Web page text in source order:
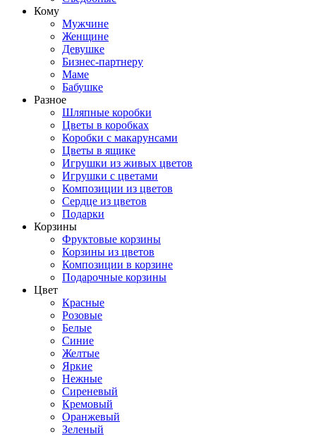
Кому
Мужчине
Женщине
Девушке
Бизнес-партнеру
Маме
Бабушке
Разное
Шляпные коробки
Цветы в коробках
Коробки с макарунсами
Цветы в ящике
Игрушки из живых цветов
Игрушки с цветами
Композиции из цветов
Сердце из цветов
Подарки
Корзины
Фруктовые корзины
Корзины из цветов
Композиции в корзине
Подарочные корзины
Цвет
Красные
Розовые
Белые
Синие
Желтые
Яркие
Нежные
Сиреневый
Кремовый
Оранжевый
Зеленый